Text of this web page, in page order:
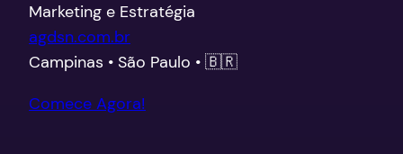
Marketing e Estratégia
agdsn.com.br
Campinas • São Paulo • 🇧🇷
Comece Agora!